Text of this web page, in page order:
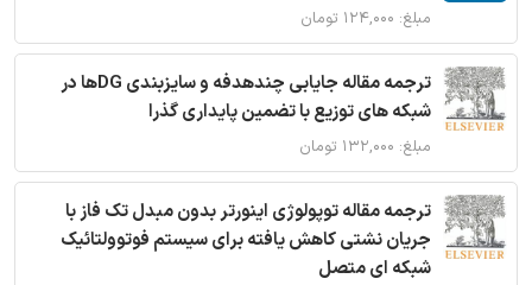
مبلغ: ۱۲۴,۰۰۰ تومان
ترجمه مقاله جایابی چندهدفه و سایزبندی DGها در
شبکه های توزیع با تضمین پایداری گذرا
مبلغ: ۱۳۲,۰۰۰ تومان
ترجمه مقاله توپولوژی اینورتر بدون مبدل تک فاز با
جریان نشتی کاهش یافته برای سیستم فوتوولتائیک
شبکه ای متصل